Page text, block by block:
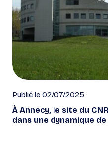
Publié le 02/07/2025
À Annecy, le site du
dans une dynamique